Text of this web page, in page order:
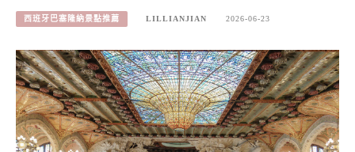
西班牙巴塞隆納景點推薦 LILLIANJIAN 2026-06-23